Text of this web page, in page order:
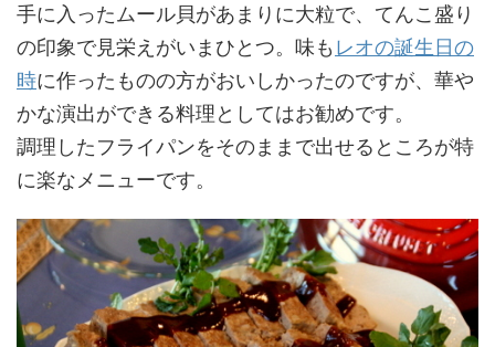
手に入ったムール貝があまりに大粒で、てんこ盛り
の印象で見栄えがいまひとつ。味も レオの誕生日の
時に作ったものの方がおいしかったのですが、華や
かな演出ができる料理としてはお勧めです。
調理したフライパンをそのままで出せるところが特
に楽なメニューです。